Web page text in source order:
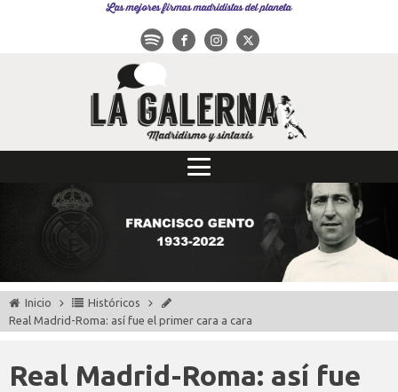
Las mejores firmas madridistas del planeta
Inicio
Históricos
Real Madrid-Roma: así fue el primer cara a cara
Real Madrid-Roma: así fue